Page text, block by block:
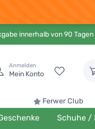
innerhalb von 90 Tagen
Anmelden
Mein Konto
Ferwer Club
Schuhe /